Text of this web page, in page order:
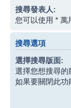
搜尋發表人:
您可以使用 * 萬
搜尋選項
選擇搜尋版面:
選擇您想搜尋的
如果要關閉此功